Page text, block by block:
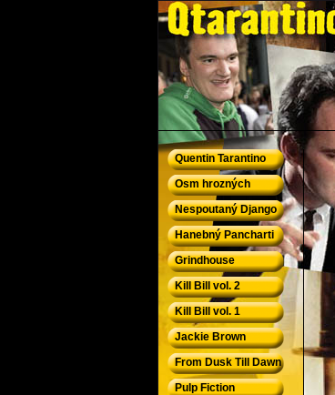
QTarantino.cz - Quentin Tarantino
Quentin Tarantino
Osm hrozných
Nespoutaný Django
Hanebný Pancharti
Grindhouse
Kill Bill vol. 2
Kill Bill vol. 1
Jackie Brown
From Dusk Till Dawn
Pulp Fiction